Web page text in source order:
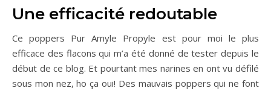
Une efficacité redoutable
Ce poppers Pur Amyle Propyle est pour moi le plus
efficace des flacons qui m’a été donné de tester depuis le
début de ce blog. Et pourtant mes narines en ont vu défilé
sous mon nez, ho ça oui! Des mauvais poppers qui ne font